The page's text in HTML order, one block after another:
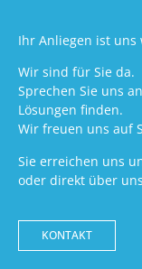
Ihr Anliegen ist uns
Wir sind für Sie da.
Sprechen Sie uns
Lösungen finden.
Wir freuen uns auf
Sie erreichen uns
oder direkt über
KONTAKT